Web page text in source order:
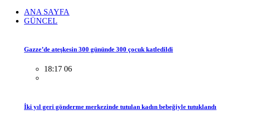
ANA SAYFA
GÜNCEL
Gazze’de ateşkesin 300 gününde 300 çocuk katledildi
18:17 06
İki yıl geri gönderme merkezinde tutulan kadın bebeğiyle tutuklandı